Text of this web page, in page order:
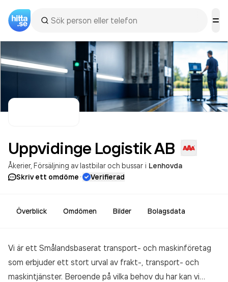
Uppvidinge LogistikAB
Åkerier Försäljning av lastbilar och bussar i Lenhovda
Skriv ett omdöme· Verifierad
Överblick Omdömen Bilder Bolagsdata
Vi är ett Smålandsbaserat transport- och maskinföretag
som erbjuder ett stort urval av frakt-, transport- och
maskintjänster. Beroende på vilka behov du har kan vi